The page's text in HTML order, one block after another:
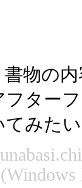
物の
フター
てみた
(Windows